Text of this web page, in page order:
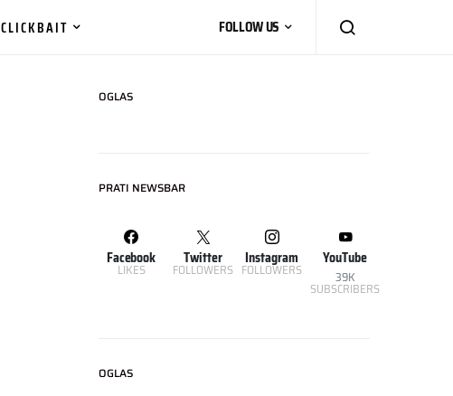
CLICKBAIT FOLLOW US
OGLAS
PRATI NEWSBAR
Facebook
LIKES
Twitter
FOLLOWERS
Instagram
FOLLOWERS
YouTube
39K
SUBSCRIBERS
OGLAS